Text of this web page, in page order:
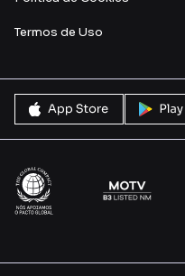
Termos de Uso